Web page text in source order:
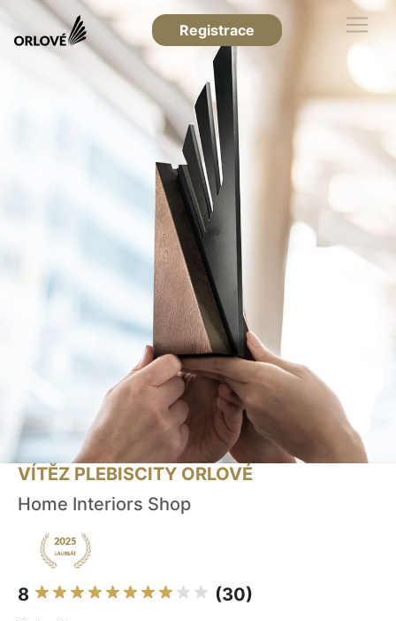
Registrace
VÍTĚZ PLEBISCITY ORLOVÉ
Home Interiors Shop
8 (30)